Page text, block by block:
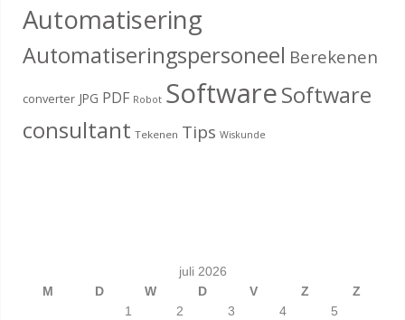
Automatisering
Automatiseringspersoneel Berekenen
converter JPG PDF Robot SoftwareSoftware
consultant Tekenen Tips Wiskunde
juli 2026
M
D W D V Z
Z
1
2 3 4 5